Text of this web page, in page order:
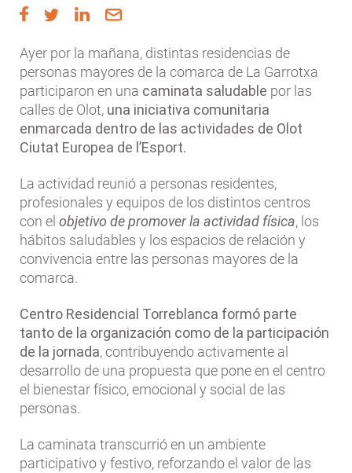
a
navegación
Ayer por la mañana, distintas residencias de
personas mayores de la comarca de La Garrotxa
participaron en una caminata saludable por las
calles de Olot, una iniciativa comunitaria
enmarcada dentro de las actividades de Olot
Ciutat Europea de l’Esport.
La actividad reunió a personas residentes,
profesionales y equipos de los distintos centros
con el objetivo de promover la actividad física, los
hábitos saludables y los espacios de relación y
convivencia entre las personas mayores de la
comarca.
Centro Residencial Torreblanca formó parte
tanto de la organización como de la participación
de la jornada, contribuyendo activamente al
desarrollo de una propuesta que pone en el centro
el bienestar físico, emocional y social de las
personas.
La caminata transcurrió en un ambiente
participativo y festivo, reforzando el valor de las